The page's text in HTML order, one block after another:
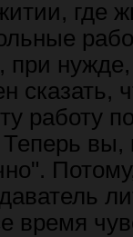
где
при
сказать,
работу
вы,
время